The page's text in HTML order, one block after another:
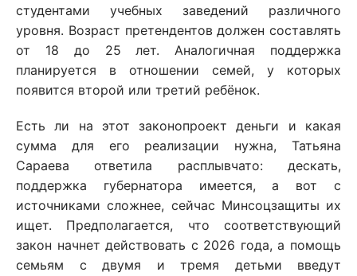
студентами учебных заведений различного
уровня. Возраст претендентов должен составлять
от 18 до 25 лет. Аналогичная поддержка
планируется в отношении семей, у которых
появится второй или третий ребёнок.
Есть ли на этот законопроект деньги и какая
сумма для его реализации нужна, Татьяна
Сараева ответила расплывчато: дескать,
поддержка губернатора имеется, а вот с
источниками сложнее, сейчас Минсоцзащиты их
ищет. Предполагается, что соответствующий
закон начнет действовать с 2026 года, а помощь
семьям с двумя и тремя детьми введут